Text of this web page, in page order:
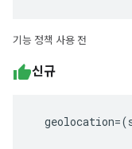
기능 정책 사용 전
신규